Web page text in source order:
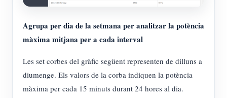
Agrupa per dia de la setmana per analitzar la potència
màxima mitjana per a cada interval
Les set corbes del gràfic següent representen de dilluns a
diumenge. Els valors de la corba indiquen la potència
màxima per cada 15 minuts durant 24 hores al dia.